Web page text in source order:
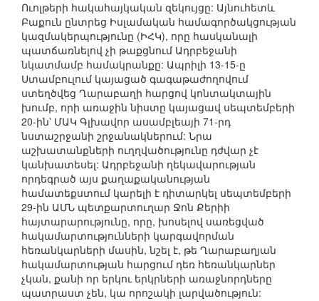
Ուոլթերի հակահայկական զեկույցը: Այնուհետև
Բաքուն ընտրեց Իսլամական համագործակցության
կազմակերպությունը (ԻՀԿ), որը հասկանալի
պատճառնելով չի թաքցնում Ադրբեջանի
նկատմամբ համակրանքը: Ապրիլի 13-15-ը
Ստամբուլում կայացած գագաթաժողովում
ստեղծվեց Ղարաբաղի հարցով կոնտակտային
խումբ, որի առաջին նիստը կայացավ սեպտեմբերի
20-ին՝ ՄԱԿ Գլխավոր ասամբլեայի 71-րդ
նստաշրջանի շրջանակներում: Նրա
աշխատանքների ուղղվածությունը դժվար չէ
կանխատեսել: Ադրբեջանի ղեկավարության
որդեգրած այս քաղաքականության
համատեքստում կարելի է դիտարկել սեպտեմբերի
29-ին ԱՄՆ պետքարտուղար Ջոն Քերիի
հայտարարությունը, որը, խոսելով սառեցված
հակամարտությունների կարգավորման
հեռանկարների մասին, նշել է, թե Ղարաբաղյան
հակամարտության հարցում դեռ հեռանկարներ
չկան, քանի որ երկու երկրների առաջնորդները
պատրաստ չեն, կա որոշակի լարվածություն: